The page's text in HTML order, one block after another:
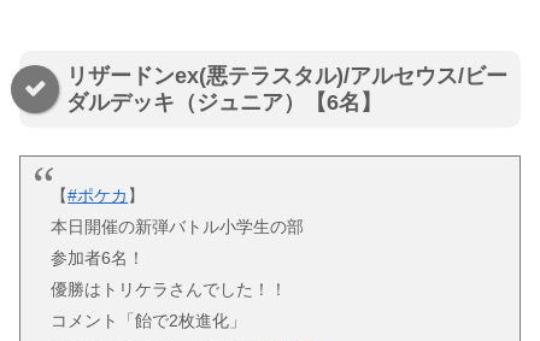
リザードンex(悪テラスタル)/アルセウス/ビー
ダルデッキ（ジュニア）【6名】
【#ポケカ 】
本日開催の新弾バトル小学生の部
参加者6名！
優勝はトリケラさんでした！！
コメント「飴で2枚進化」